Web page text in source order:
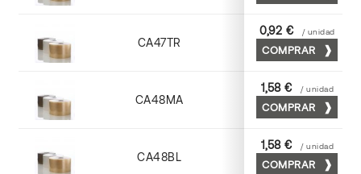
CA47TR Pp acrilica
0,92 € / unidad
COMPRAR
CA48MA Pp acrilica
1,58 € / unidad
COMPRAR
CA48BL Pp acrilica
1,58 € / unidad
COMPRAR